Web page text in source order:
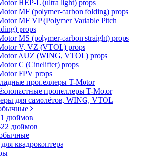
HEP-L (ultra light) props
MF (polymer-carbon folding) props
MF VP (Polymer Variable Pitch
props
MS (polymer-carbon straight) props
V, VZ (VTOL) props
AUZ (WING, VTOL) props
C (Cinelifter) props
FPV props
пропеллеры T-Motor
пропеллеры T-Motor
для самолётов, WING, VTOL
дюймов
22 дюймов
квадрокоптера